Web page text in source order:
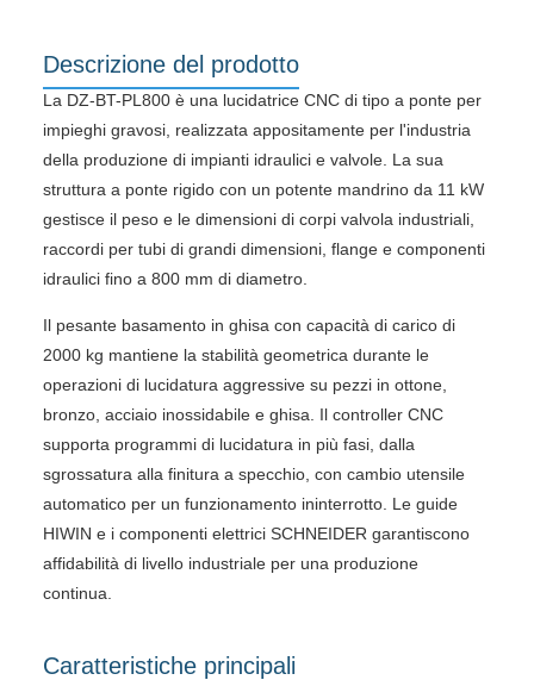
Descrizione del prodotto
La DZ-BT-PL800 è una lucidatrice CNC di tipo a ponte per
impieghi gravosi, realizzata appositamente per l'industria
della produzione di impianti idraulici e valvole. La sua
struttura a ponte rigido con un potente mandrino da 11 kW
gestisce il peso e le dimensioni di corpi valvola industriali,
raccordi per tubi di grandi dimensioni, flange e componenti
idraulici fino a 800 mm di diametro.
Il pesante basamento in ghisa con capacità di carico di
2000 kg mantiene la stabilità geometrica durante le
operazioni di lucidatura aggressive su pezzi in ottone,
bronzo, acciaio inossidabile e ghisa. Il controller CNC
supporta programmi di lucidatura in più fasi, dalla
sgrossatura alla finitura a specchio, con cambio utensile
automatico per un funzionamento ininterrotto. Le guide
HIWIN e i componenti elettrici SCHNEIDER garantiscono
affidabilità di livello industriale per una produzione
continua.
Caratteristiche principali